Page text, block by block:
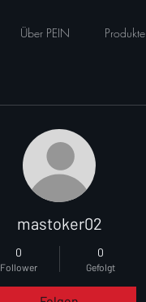
Über PEIN Produkte
mastoker02
0
Follower
0
Gefolgt